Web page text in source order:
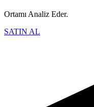
Ortamı Analiz Eder.
SATIN AL